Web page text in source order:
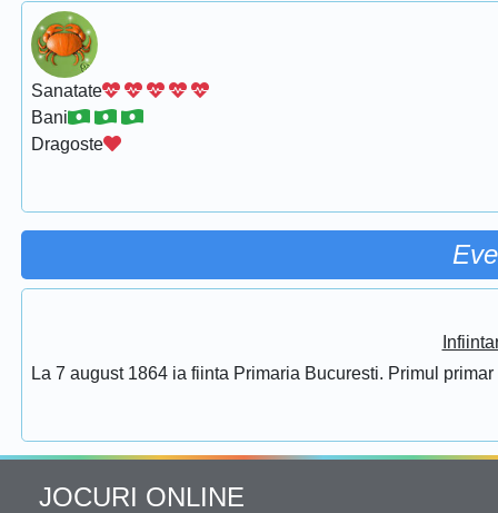
Sanatate
Bani
Dragoste
La 7 august 1864 ia fiinta Primaria Bucuresti. Primul
JOCURI ONLINE